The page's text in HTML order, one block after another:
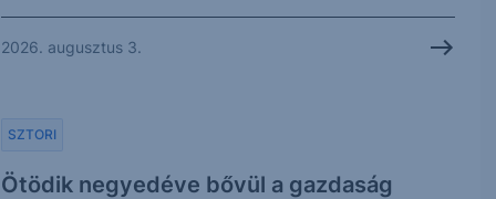
2026. augusztus 3.
Ötödik negyedéve bővül a gazdaság
SZTORI